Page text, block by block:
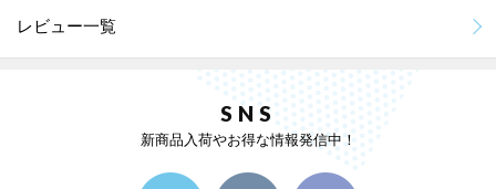
レビュー一覧
SNS
新商品入荷やお得な情報発信中！